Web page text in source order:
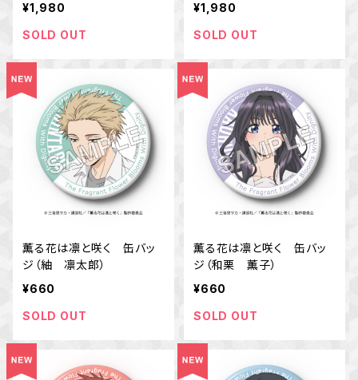
¥1,980
SOLD OUT
¥1,980
SOLD OUT
薫る花は凛と咲く 缶バッ
ジ（紬 凛太郎）
¥660
SOLD OUT
薫る花は凛と咲く 缶バッ
ジ（和栗 薫子）
¥660
SOLD OUT